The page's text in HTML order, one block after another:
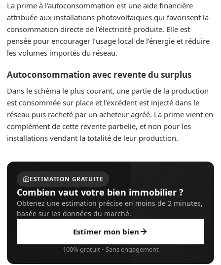
La prime à l’autoconsommation est une aide financière
attribuée aux installations photovoltaïques qui favorisent la
consommation directe de l’électricité produite. Elle est
pensée pour encourager l’usage local de l’énergie et réduire
les volumes importés du réseau.
Autoconsommation avec revente du surplus
Dans le schéma le plus courant, une partie de la production
est consommée sur place et l’excédent est injecté dans le
réseau puis racheté par un acheteur agréé. La prime vient en
complément de cette revente partielle, et non pour les
installations vendant la totalité de leur production.
ESTIMATION GRATUITE
Combien vaut votre bien immobilier ?
Obtenez une estimation précise en moins de 2 minutes,
basée sur les données du marché.
Estimer mon bien
100% gratuit • Sans engagement